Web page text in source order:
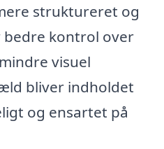
struktureret og
kontrol over
visuel
bliver indholdet
og ensartet på